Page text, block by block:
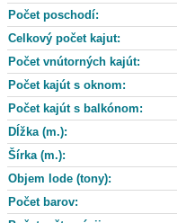
Počet poschodí:
Celkový počet kajut:
Počet vnútorných kajút:
Počet kajút s oknom:
Počet kajút s balkónom:
Dĺžka (m.):
Šírka (m.):
Objem lode (tony):
Počet barov: